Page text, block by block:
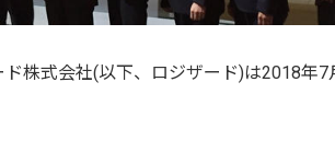
株式会社(以下、ロジザード)は2018年7